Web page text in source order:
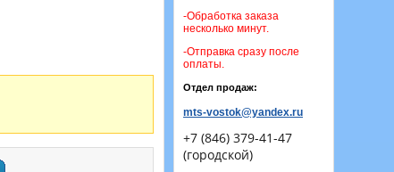
-Обработка заказа
несколько минут.
-Отправка сразу после
оплаты.
Отдел продаж:
mts-vostok@yandex.ru
+7 (846) 379-41-47
(городской)